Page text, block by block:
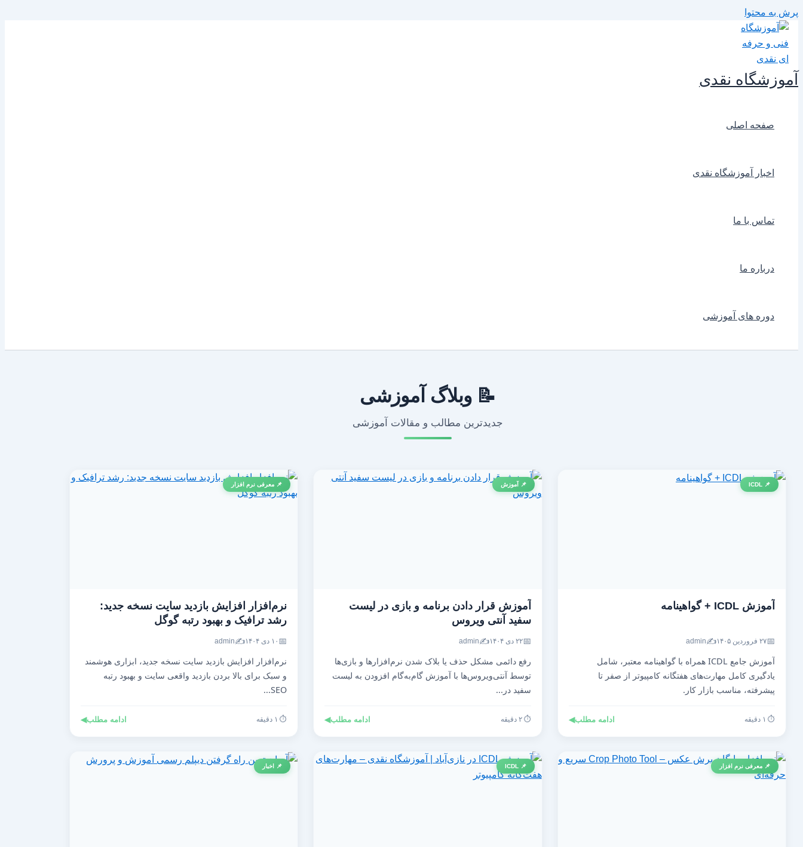
پرش به محتوا
آموزشگاه نقدی
صفحه اصلی
اخبار آموزشگاه نقدی
تماس با ما
درباره ما
دوره های آموزشی
📝 وبلاگ آموزشی
جدیدترین مطالب و مقالات آموزشی
📌 ICDL
آموزش ICDL + گواهینامه
📅۲۷ فروردین ۱۴۰۵ ✍️
admin
آموزش جامع ICDL همراه با گواهینامه معتبر، شامل
یادگیری کامل مهارت‌های هفتگانه کامپیوتر از صفر تا
پیشرفته، مناسب بازار کار.
⏱️ ۱ دقیقه ادامه مطلب◀
📌 آموزش
آموزش قرار دادن برنامه و بازی در لیست
سفید آنتی‌ ویروس
📅۲۲ دی ۱۴۰۴ ✍️
admin
رفع دائمی مشکل حذف یا بلاک شدن نرم‌افزارها و بازی‌ها
توسط آنتی‌ویروس‌ها با آموزش گام‌به‌گام افزودن به لیست
سفید در...
⏱️ ۲ دقیقه ادامه مطلب◀
📌 معرفی نرم افزار
نرم‌افزار افزایش بازدید سایت نسخه جدید:
رشد ترافیک و بهبود رتبه گوگل
📅 ۱۰ دی ۱۴۰۴ ✍️
admin
نرم‌افزار افزایش بازدید سایت نسخه جدید، ابزاری هوشمند
و سبک برای بالا بردن بازدید واقعی سایت و بهبود رتبه
SEO...
⏱️ ۱ دقیقه ادامه مطلب◀
📌 معرفی نرم افزار 📌 ICDL 📌 اخبار